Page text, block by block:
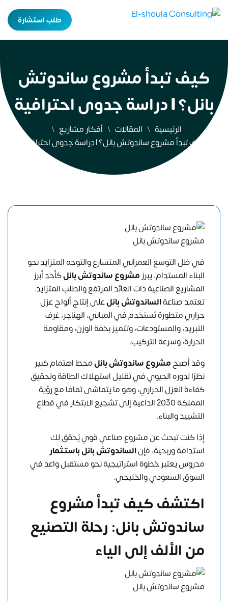
طلب استشارة
كيف تبدأ مشروع ساندوتش
بانل؟ | دراسة جدوى احترافية
الرئيسية المقالات
أفكار مشاريع
كيف تبدأ مشروع ساندوتش بانل؟ | دراسة جدوى احترافية
مشروع ساندوتش بانل
في ظل التوسع العمراني المتسارع والتوجه المتزايد نحو
البناء المستدام، يبرزمشروع ساندوتش بانلكأحد أبرز
المشاريع الصناعية ذات العائد المرتفع والطلب المتزايد.
تعتمد صناعةالساندوتش بانلعلى إنتاج ألواح عزل
حراري متطورة تُستخدم في المباني، الهناجر، غرف
التبريد، والمستودعات، وتتميز بخفة الوزن، ومقاومة
الحرارة، وسرعة التركيب.
وقد أصبحمشروع ساندوتش بانلمحط اهتمام كبير
نظرًا لدوره الحيوي في تقليل استهلاك الطاقة وتحقيق
كفاءة العزل الحراري، وهو ما يتماشى تمامًا مع رؤية
المملكة 2030 الداعية إلى تشجيع الابتكار في قطاع
التشييد والبناء.
إذا كنت تبحث عن مشروع صناعي قوي يُحقق لك
استدامة وربحية، فإنالساندوتش بانل باستثمار
مدروس يعتبر خطوة استراتيجية نحو مستقبل واعد في
السوق السعودي والخليجي.
اكتشف كيف تبدأ مشروع
ساندوتش بانل: رحلة التصنيع
من الألف إلى الياء
مشروع ساندوتش بانل